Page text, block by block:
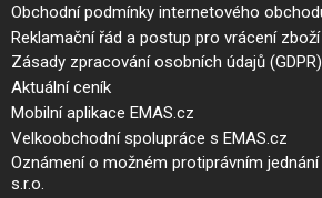
Obchodní podmínky internetového
Reklamační řád a postup pro vrácení zboží
Zásady zpracování osobních údajů (GDPR)
Aktuální ceník
Mobilní aplikace EMAS.cz
Velkoobchodní spolupráce s EMAS.cz
Oznámení o možném protiprávním
s.r.o.